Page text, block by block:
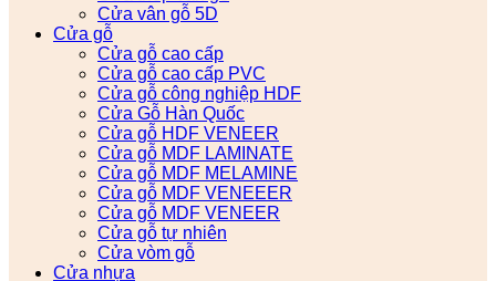
Cửa vân gỗ 5D
Cửa gỗ
Cửa gỗ cao cấp
Cửa gỗ cao cấp PVC
Cửa gỗ công nghiệp HDF
Cửa Gỗ Hàn Quốc
Cửa gỗ HDF VENEER
Cửa gỗ MDF LAMINATE
Cửa gỗ MDF MELAMINE
Cửa gỗ MDF VENEEER
Cửa gỗ MDF VENEER
Cửa gỗ tự nhiên
Cửa vòm gỗ
Cửa nhựa